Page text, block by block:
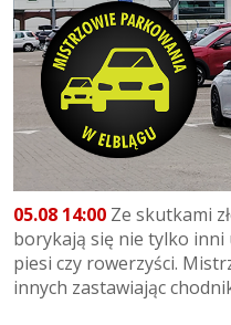
05.08 14:00 Ze skutkami
borykają się nie tylko
piesi czy rowerzyści.
innych zastawiając